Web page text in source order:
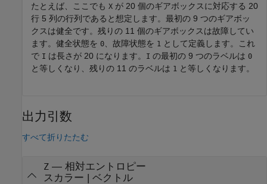
たとえば、ここでも X が 20 個のギアボックスに対応する 20
行 5 列の行列であると想定します。最初の 9 つのギアボッ
クスは健全です。残りの 11 個のギアボックスは故障してい
ます。健全状態を 0 、故障状態を 1 として定義します。これ
で I は長さが 20 になります。 I の最初の 9 つのラベルは 0
と等しくなり、残りの 11 のラベルは 1 と等しくなります。
出力引数
すべて折りたたむ
Z— 相対エントロピー
スカラー | ベクトル